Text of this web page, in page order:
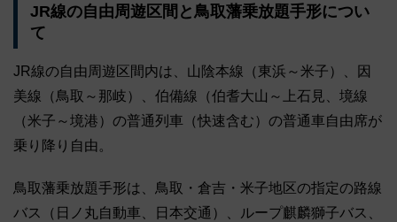
JR線の自由周遊区間と鳥取藩乗放題手形につい
て
JR線の自由周遊区間内は、山陰本線（東浜～米子）、因
美線（鳥取～那岐）、伯備線（伯耆大山～上石見、境線
（米子～境港）の普通列車（快速含む）の普通車自由席が
乗り降り自由。
鳥取藩乗放題手形は、鳥取・倉吉・米子地区の指定の路線
バス（日ノ丸自動車、日本交通）、ループ麒麟獅子バス、